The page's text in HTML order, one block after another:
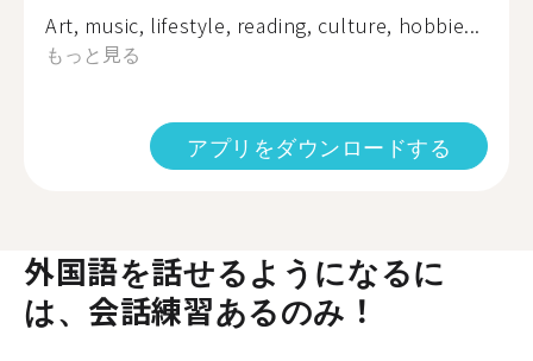
Art, music, lifestyle, reading, culture, hobbie...
もっと見る
アプリをダウンロードする
外国語を話せるようになるに
は、会話練習あるのみ！